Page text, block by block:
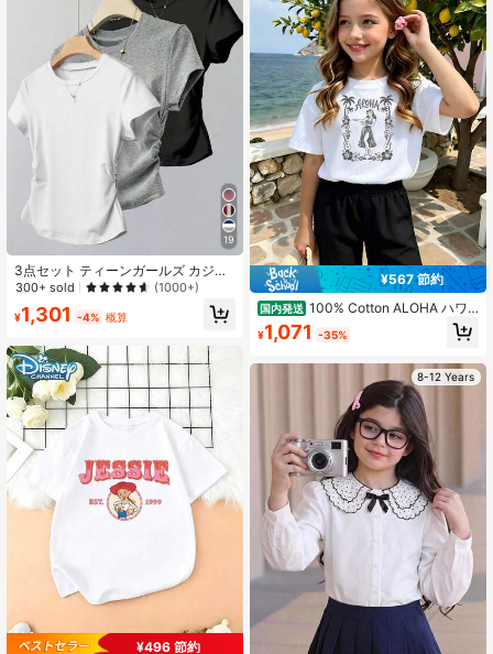
19
3点セット ティーンガールズ カジュ
アル用途多岐 ウエスト付き半袖Tシ
300+ sold (1000+)
¥1,301 -4% 概算
¥496 節約
¥567 節約
国内発送 100% Cotton ALOHA ハワ
イ ダンサー ヤシの木 ハイビスカス
ウクレレ ルアウ ラインアート Tシャ
¥1,071 -35%
8-12 Years